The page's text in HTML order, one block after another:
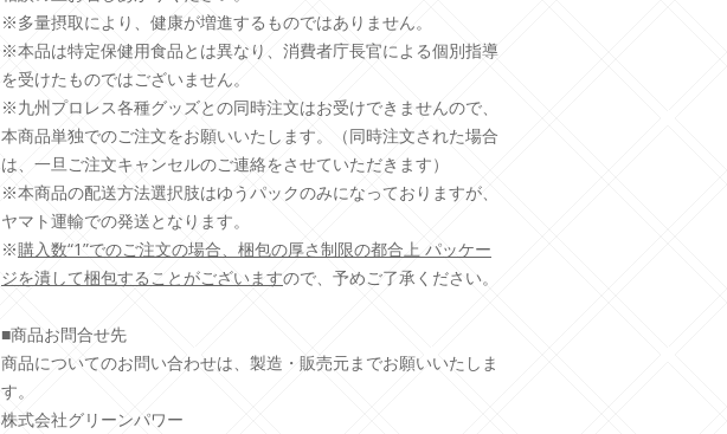
※多量摂取により、健康が増進するものではありません。
※本品は特定保健用食品とは異なり、消費者庁長官による個別指導
を受けたものではございません。
※九州プロレス各種グッズとの同時注文はお受けできませんので、
本商品単独でのご注文をお願いいたします。（同時注文された場合
は、一旦ご注文キャンセルのご連絡をさせていただきます）
※本商品の配送方法選択肢はゆうパックのみになっておりますが、
ヤマト運輸での発送となります。
※購入数“1”でのご注文の場合、梱包の厚さ制限の都合上 パッケー
ジを潰して梱包することがございますので、予めご了承ください。
■商品お問合せ先
商品についてのお問い合わせは、製造・販売元までお願いいたしま
す。
株式会社グリーンパワー